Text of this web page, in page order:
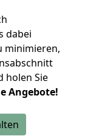
dabei
minimieren,
holen Sie
Angebote!